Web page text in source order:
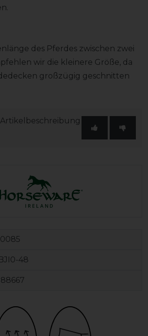
des Pferdes zwischen zwei
wir die kleinere Größe, da
großzügig geschnitten
48